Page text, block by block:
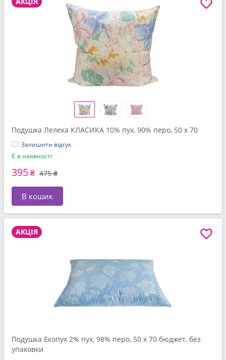
Подушка Лелека КЛАСИКА 10% пух, 90% перо, 50 x 70
Залишити відгук
Є в наявності
395₴ 475 ₴
В кошик
АКЦІЯ
Подушка Екопух 2% пух, 98% перо, 50 x 70 бюджет, без
упаковки